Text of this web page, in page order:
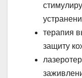
терапия
защиту